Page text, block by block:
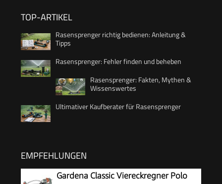
TOP-ARTIKEL
Rasensprenger richtig bedienen: Anleitung &
Tipps
Rasensprenger: Fehler finden und beheben
Rasensprenger: Fakten, Mythen &
Wissenswertes
Ultimativer Kaufberater für Rasensprenger
EMPFEHLUNGEN
Gardena Classic Viereckregner Polo